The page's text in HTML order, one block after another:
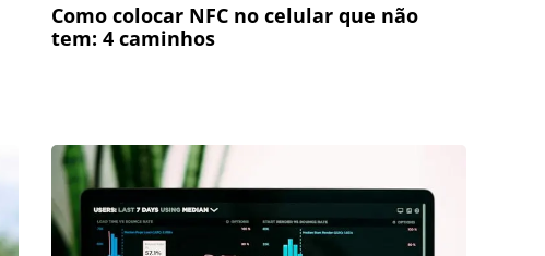
Como colocar NFC no celular que não
tem: 4 caminhos